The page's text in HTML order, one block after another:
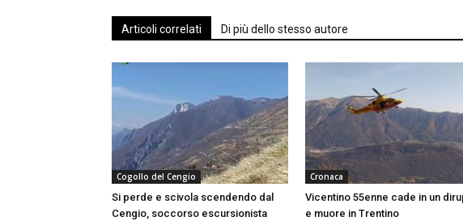
Articoli correlati Di più dello stesso autore
Cogollo del Cengio
Si perde e scivola scendendo dal
Cengio, soccorso escursionista
Cronaca
Vicentino 55enne cade in un
e muore in Trentino